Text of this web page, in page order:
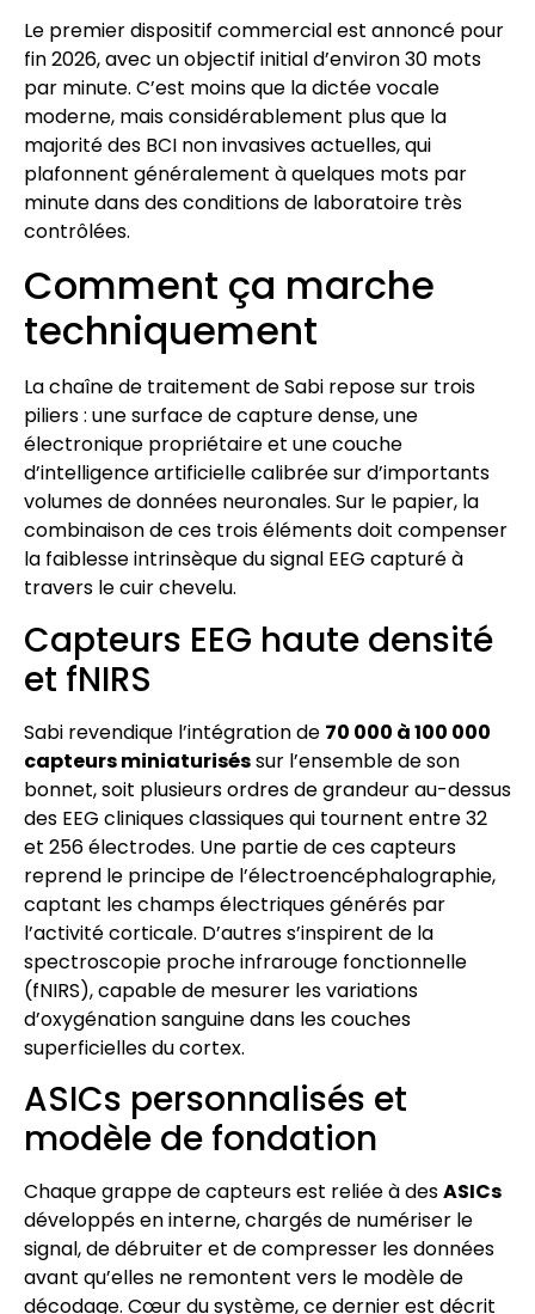
Le premier dispositif commercial est annoncé pour
fin 2026, avec un objectif initial d’environ 30 mots
par minute. C’est moins que la dictée vocale
moderne, mais considérablement plus que la
majorité des BCI non invasives actuelles, qui
plafonnent généralement à quelques mots par
minute dans des conditions de laboratoire très
contrôlées.
Comment ça marche
techniquement
La chaîne de traitement de Sabi repose sur trois
piliers : une surface de capture dense, une
électronique propriétaire et une couche
d’intelligence artificielle calibrée sur d’importants
volumes de données neuronales. Sur le papier, la
combinaison de ces trois éléments doit compenser
la faiblesse intrinsèque du signal EEG capturé à
travers le cuir chevelu.
Capteurs EEG haute densité
et fNIRS
Sabi revendique l’intégration de 70 000 à 100 000
capteurs miniaturiséssur l’ensemble de son
bonnet, soit plusieurs ordres de grandeur au-dessus
des EEG cliniques classiques qui tournent entre 32
et 256 électrodes. Une partie de ces capteurs
reprend le principe de l’électroencéphalographie,
captant les champs électriques générés par
l’activité corticale. D’autres s’inspirent de la
spectroscopie proche infrarouge fonctionnelle
(fNIRS), capable de mesurer les variations
d’oxygénation sanguine dans les couches
superficielles du cortex.
ASICs personnalisés et
modèle de fondation
Chaque grappe de capteurs est reliée à desASICs
développés en interne, chargés de numériser le
signal, de débruiter et de compresser les données
avant qu’elles ne remontent vers le modèle de
décodage. Cœur du système, ce dernier est décrit